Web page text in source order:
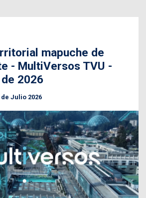
mapuche de
- MultiVersos TVU -
2026
de Julio 2026